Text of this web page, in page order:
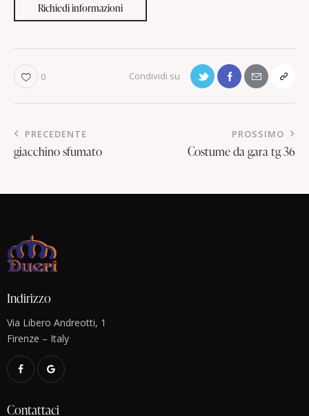
Richiedi informazioni
0
PRECEDENTE
giacchino sfumato
PROSSIMO
Costume da gara tg 36
Indirizzo
Via Libero Andreotti, 1
Firenze – Italy
Contattaci